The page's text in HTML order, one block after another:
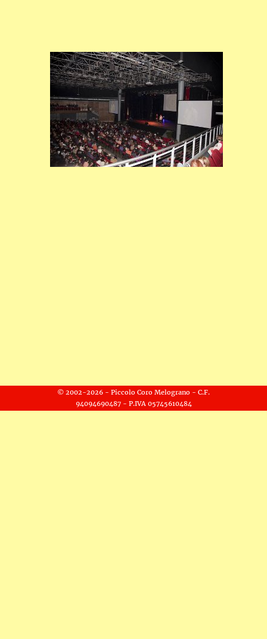
© 2002-2026 - Piccolo Coro Melograno - C.F.
94094690487 - P.IVA 05745610484